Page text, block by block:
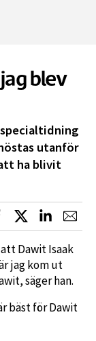
blev
utanför
ha blivit
Dela på Facebook
Dela på XDela på
Dawit Isaak
jag kom ut
säger han.
bäst för Dawit